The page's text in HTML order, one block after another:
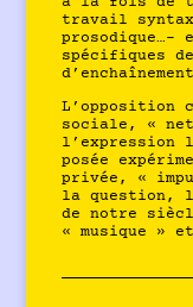
travail
prosodique…-
spécifiques
L’opposition
sociale, «
l’expression
posée
privée, «
la question,
de notre
« musique »